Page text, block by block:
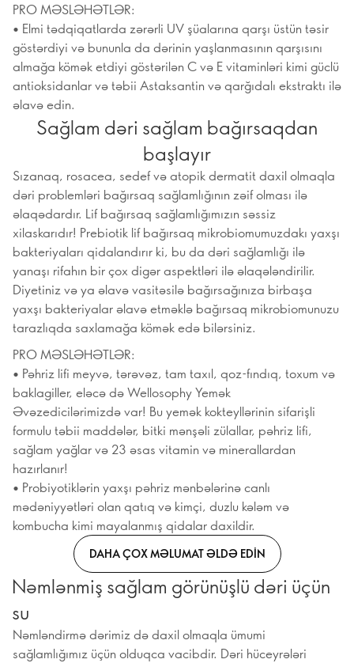
PRO MƏSLƏHƏTLƏR:
• Elmi tədqiqatlarda zərərli UV şüalarına qarşı üstün təsir
göstərdiyi və bununla da dərinin yaşlanmasının qarşısını
almağa kömək etdiyi göstərilən C və E vitaminləri kimi güclü
antioksidanlar və təbii Astaksantin və qarğıdalı ekstraktı ilə
əlavə edin.
Sağlam dəri sağlam bağırsaqdan
başlayır
Sızanaq, rosacea, sedef və atopik dermatit daxil olmaqla
dəri problemləri bağırsaq sağlamlığının zəif olması ilə
əlaqədardır. Lif bağırsaq sağlamlığımızın səssiz
xilaskarıdır! Prebiotik lif bağırsaq mikrobiomumuzdakı yaxşı
bakteriyaları qidalandırır ki, bu da dəri sağlamlığı ilə
yanaşı rifahın bir çox digər aspektləri ilə əlaqələndirilir.
Diyetiniz və ya əlavə vasitəsilə bağırsağınıza birbaşa
yaxşı bakteriyalar əlavə etməklə bağırsaq mikrobiomunuzu
tarazlıqda saxlamağa kömək edə bilərsiniz.
PRO MƏSLƏHƏTLƏR:
• Pəhriz lifi meyvə, tərəvəz, tam taxıl, qoz-fındıq, toxum və
baklagiller, eləcə də Wellosophy Yemək
Əvəzedicilərimizdə var! Bu yemək kokteyllərinin sifarişli
formulu təbii maddələr, bitki mənşəli zülallar, pəhriz lifi,
sağlam yağlar və 23 əsas vitamin və minerallardan
hazırlanır!
• Probiyotiklərin yaxşı pəhriz mənbələrinə canlı
mədəniyyətləri olan qatıq və kimçi, duzlu kələm və
kombucha kimi mayalanmış qidalar daxildir.
DAHA ÇOX MƏLUMAT ƏLDƏ EDIN
Nəmlənmiş sağlam görünüşlü dəri üçün
su
Nəmləndirmə dərimiz də daxil olmaqla ümumi
sağlamlığımız üçün olduqca vacibdir. Dəri hüceyrələri